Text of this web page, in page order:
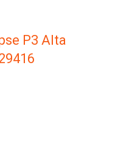
P3 Alta